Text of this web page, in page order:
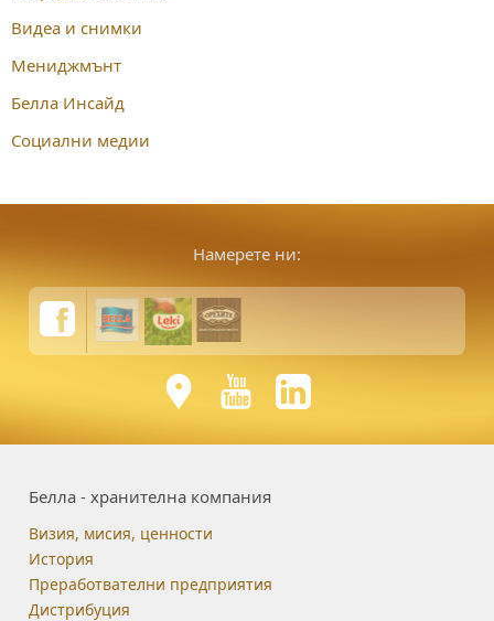
Видеа и снимки
Мениджмънт
Белла Инсайд
Социални медии
Намерете ни:
Белла - хранителна компания
Визия, мисия, ценности
История
Преработвателни предприятия
Дистрибуция